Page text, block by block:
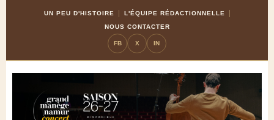
UN PEU D'HISTOIRE
L'ÉQUIPE RÉDACTIONNELLE
NOUS CONTACTER
FB X IN